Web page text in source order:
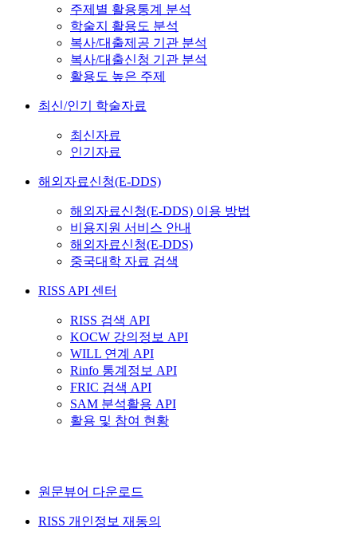
주제별 활용통계 분석
학술지 활용도 분석
복사/대출제공 기관 분석
복사/대출신청 기관 분석
활용도 높은 주제
최신/인기 학술자료
최신자료
인기자료
해외자료신청(E-DDS)
해외자료신청(E-DDS) 이용 방법
비용지원 서비스 안내
해외자료신청(E-DDS)
중국대학 자료 검색
RISS API 센터
RISS 검색 API
KOCW 강의정보 API
WILL 연계 API
Rinfo 통계정보 API
FRIC 검색 API
SAM 분석활용 API
활용 및 참여 현황
원문뷰어 다운로드
RISS 개인정보 재동의